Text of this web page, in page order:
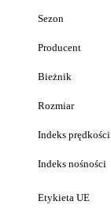
Sezon
Producent
Bieżnik
Rozmiar
Indeks prędkości
Indeks nośności
Etykieta UE